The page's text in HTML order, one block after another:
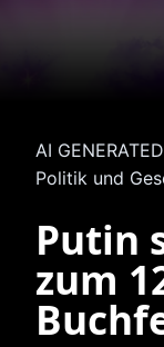
AI GENERATED
Politik und
Putin
zum